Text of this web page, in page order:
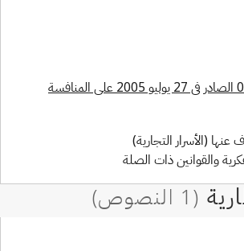
(الأسرار التجارية)
والقوانين ذات الصلة